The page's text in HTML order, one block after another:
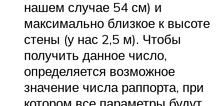
нашем случае 54 см) и
максимально близкое к высоте
стены (у нас 2,5 м). Чтобы
получить данное число,
определяется возможное
значение числа раппорта, при